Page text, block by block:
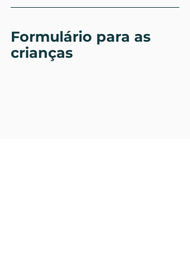
Formulário para as
crianças